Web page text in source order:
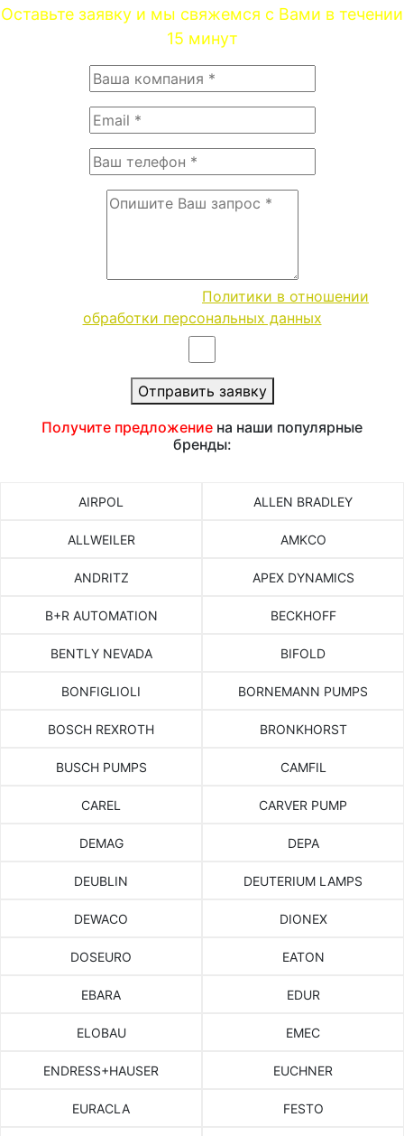
Оставьте заявку и мы свяжемся с Вами в течении
15 минут
Политики в отношении
обработки персональных данных
Отправить заявку
Получите предложение на наши популярные
бренды:
AIRPOL ALLEN BRADLEY
ALLWEILER AMKCO
ANDRITZ APEX DYNAMICS
B+R AUTOMATION BECKHOFF
BENTLY NEVADA BIFOLD
BONFIGLIOLI BORNEMANN PUMPS
BOSCH REXROTH BRONKHORST
BUSCH PUMPS CAMFIL
CAREL CARVER PUMP
DEMAG DEPA
DEUBLIN DEUTERIUM LAMPS
DEWACO DIONEX
DOSEURO EATON
EBARA EDUR
ELOBAU EMEC
ENDRESS+HAUSER EUCHNER
EURACLA FESTO